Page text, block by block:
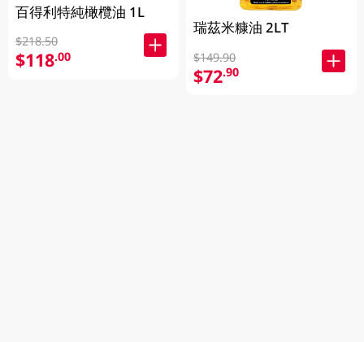
百得利特純橄欖油 1L
$218.50
$118.00
瑞茲米糠油 2LT
$149.90
$72.90